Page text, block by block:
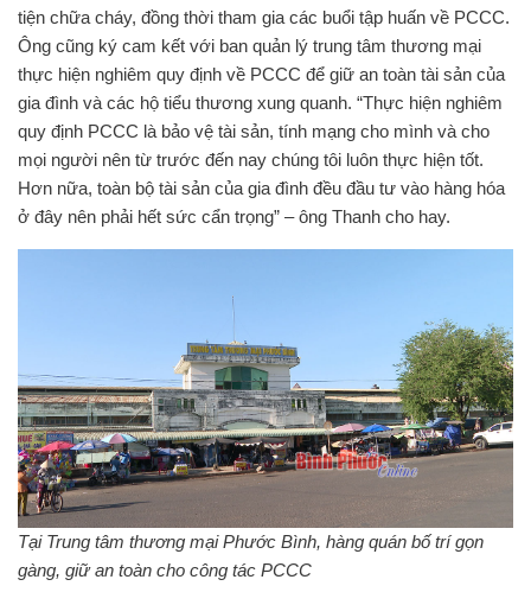
tiện chữa cháy, đồng thời tham gia các buổi tập huấn về PCCC.
Ông cũng ký cam kết với ban quản lý trung tâm thương mại
thực hiện nghiêm quy định về PCCC để giữ an toàn tài sản của
gia đình và các hộ tiểu thương xung quanh. “Thực hiện nghiêm
quy định PCCC là bảo vệ tài sản, tính mạng cho mình và cho
mọi người nên từ trước đến nay chúng tôi luôn thực hiện tốt.
Hơn nữa, toàn bộ tài sản của gia đình đều đầu tư vào hàng hóa
ở đây nên phải hết sức cẩn trọng” – ông Thanh cho hay.
Tại Trung tâm thương mại Phước Bình, hàng quán bố trí gọn
gàng, giữ an toàn cho công tác PCCC